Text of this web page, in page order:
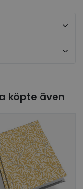
köpte även